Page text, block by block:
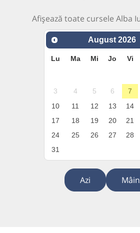
Afișează toate cursele Alba
August 2026
Lu Ma Mi Jo Vi
3
4 5 6 7
10
11 12 13 14
17
18 19 20 21
24
25 26 27 28
31
Azi